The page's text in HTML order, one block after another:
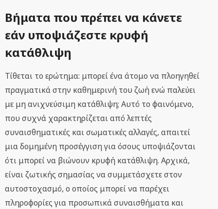
Βήματα που πρέπει να κάνετε
εάν υποψιάζεστε κρυφή
κατάθλιψη
Τίθεται το ερώτημα: μπορεί ένα άτομο να πλοηγηθεί
πραγματικά στην καθημερινή του ζωή ενώ παλεύει
με μη ανιχνεύσιμη κατάθλιψη; Αυτό το φαινόμενο,
που συχνά χαρακτηρίζεται από λεπτές
συναισθηματικές και σωματικές αλλαγές, απαιτεί
μια δομημένη προσέγγιση για όσους υποψιάζονται
ότι μπορεί να βιώνουν κρυφή κατάθλιψη. Αρχικά,
είναι ζωτικής σημασίας να συμμετάσχετε στον
αυτοστοχασμό, ο οποίος μπορεί να παρέχει
πληροφορίες για προσωπικά συναισθήματα και